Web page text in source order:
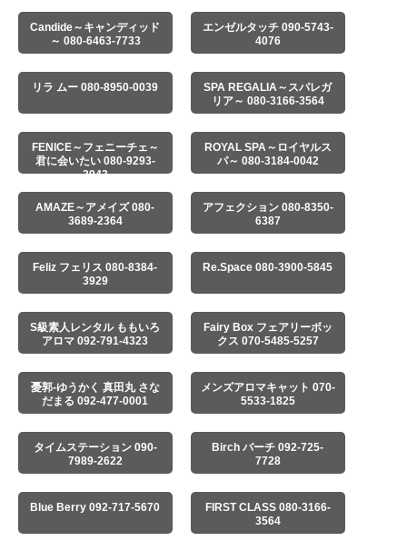
Candide～キャンディッド
～ 080-6463-7733
エンゼルタッチ 090-5743-
4076
リラ ムー 080-8950-0039
SPA REGALIA～スパレガ
リア～ 080-3166-3564
FENICE～フェニーチェ～
君に会いたい 080-9293-
3943
ROYAL SPA～ロイヤルス
パ～ 080-3184-0042
AMAZE～アメイズ 080-
3689-2364
アフェクション 080-8350-
6387
Feliz フェリス 080-8384-
3929
Re.Space 080-3900-5845
S級素人レンタル ももいろ
アロマ 092-791-4323
Fairy Box フェアリーボッ
クス 070-5485-5257
憂郭-ゆうかく 真田丸 さな
だまる 092-477-0001
メンズアロマキャット 070-
5533-1825
タイムステーション 090-
7989-2622
Birch バーチ 092-725-
7728
Blue Berry 092-717-5670
FIRST CLASS 080-3166-
3564